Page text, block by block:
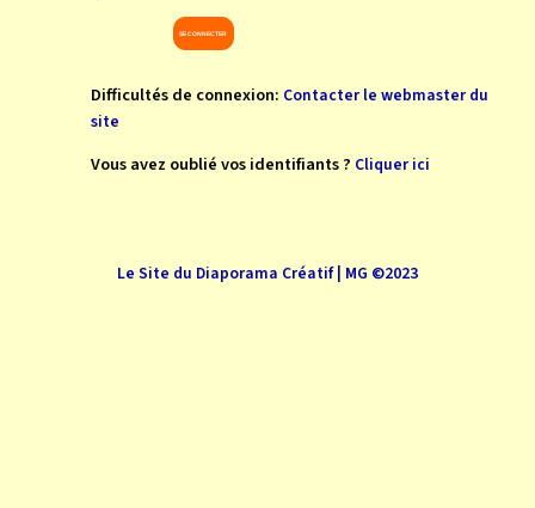
Difficultés de connexion: Contacter le webmaster du
site
Vous avez oublié vos identifiants ? Cliquer ici
Le Site du Diaporama Créatif | MG ©2023